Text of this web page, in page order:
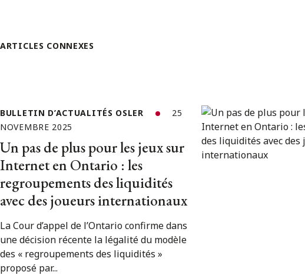
ARTICLES CONNEXES
BULLETIN D’ACTUALITÉS OSLER
25
NOVEMBRE 2025
Un pas de plus pour les jeux sur
Internet en Ontario : les
regroupements des liquidités
avec des joueurs internationaux
La Cour d’appel de l’Ontario confirme dans
une décision récente la légalité du modèle
des « regroupements des liquidités »
proposé par...